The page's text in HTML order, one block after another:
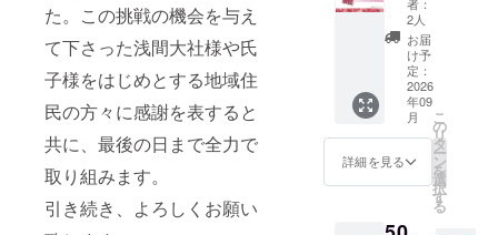
た。この挑戦の機会を与え
て下さった浅間大社様や氏
子様をはじめとする地域住
民の方々に感謝を表すると
共に、最後の日まで全力で
取り組みます。
引き続き、よろしくお願い
D110m
m 持手
サイ
ズ：
W25✕H
560m
【Tシャ
イズ：
S/M/L/X
Lから選
キーホ
ルダー
の3点
セット
でお届
けしま
す。 富
士山登
る派の
をデザ
インし
た トー
トバッ
グと、
今回の
為の描
き下ろ
しイラ
インを
版レプ
リカ
（複製
画）』
ミリオ
ンハー
トプロ
ジェク
トの象
徴でも
ある作
品『The
Birth』
2人
お届
け予
定：
2026
年09
月
詳細を見る
こ
の
リ
タ
ー
ン
を
選
択
す
る